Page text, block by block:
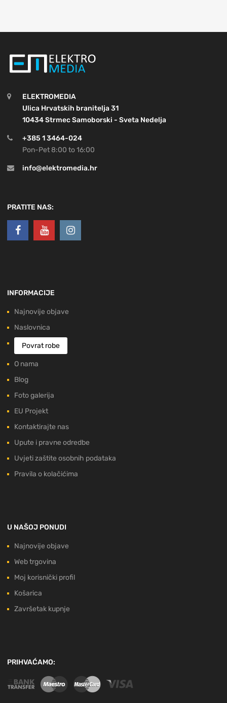
ELEKTROMEDIA
Ulica Hrvatskih branitelja 31
10434 Strmec Samoborski - Sveta Nedelja
+385 1 3464-024
Pon-Pet 8:00 to 16:00
info@elektromedia.hr
PRATITE NAS:
INFORMACIJE
Najnovije objave
Naslovnica
Povrat robe
O nama
Blog
Foto galerija
EU Projekt
Kontaktirajte nas
Upute i pravne odredbe
Uvjeti zaštite osobnih podataka
Pravila o kolačićima
U NAŠOJ PONUDI
Najnovije objave
Web trgovina
Moj korisnički profil
Košarica
Završetak kupnje
PRIHVAĆAMO: